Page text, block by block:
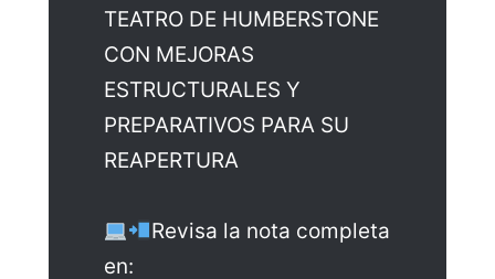
TEATRO DE HUMBERSTONE
CON MEJORAS
ESTRUCTURALES Y
PREPARATIVOS PARA SU
REAPERTURA
Revisa la nota completa
en: